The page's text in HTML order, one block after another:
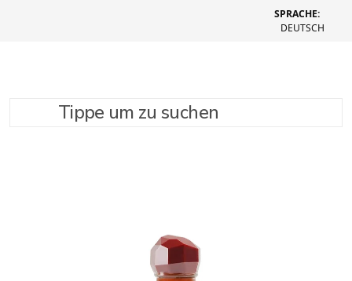
SPRACHE:
DEUTSCH
Tippe um zu suchen